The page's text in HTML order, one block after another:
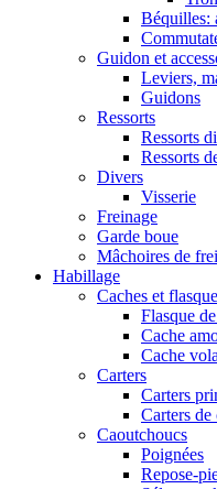
Béquilles:
Guidon et
Leviers,
Guidons
Ressorts
Ressorts
Ressorts
Divers
Visserie
Freinage
Garde boue
Mâchoires de
Habillage
Caches et
Flasque
Cache
Cache
Carters
Carters
Carters de
Caoutchoucs
Poignées
Repose-